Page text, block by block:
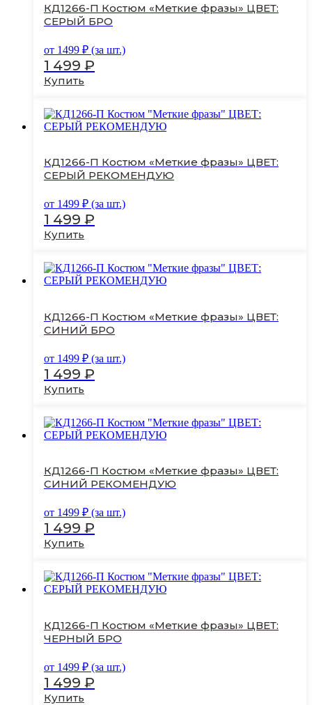
можно
выбрать
странице
товара.
КД1266-П Костюм «Меткие фразы» ЦВЕТ:
СЕРЫЙ БРО
от 1499 ₽ (за шт.)
1 499 ₽
Купить
имеет
несколько
можно
выбрать
странице
товара.
КД1266-П Костюм «Меткие фразы» ЦВЕТ:
СЕРЫЙ РЕКОМЕНДУЮ
от 1499 ₽ (за шт.)
1 499 ₽
Купить
имеет
несколько
можно
выбрать
странице
товара.
КД1266-П Костюм «Меткие фразы» ЦВЕТ:
СИНИЙ БРО
от 1499 ₽ (за шт.)
1 499 ₽
Купить
имеет
несколько
можно
выбрать
странице
товара.
КД1266-П Костюм «Меткие фразы» ЦВЕТ:
СИНИЙ РЕКОМЕНДУЮ
от 1499 ₽ (за шт.)
1 499 ₽
Купить
имеет
несколько
можно
выбрать
странице
товара.
КД1266-П Костюм «Меткие фразы» ЦВЕТ:
ЧЕРНЫЙ БРО
от 1499 ₽ (за шт.)
1 499 ₽
Купить